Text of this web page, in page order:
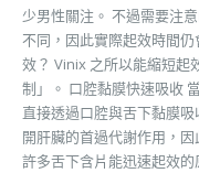
少男性關注。 不過需要注
不同，因此實際起效時間
效？ Vinix 之所以能縮短起
制」。 口腔黏膜快速吸收
直接透過口腔與舌下黏膜
開肝臟的首過代謝作用，
許多舌下含片能迅速起效